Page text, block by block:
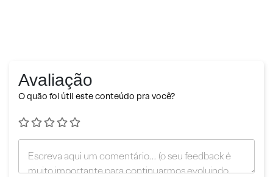
Avaliação
O quão foi útil este conteúdo pra você?